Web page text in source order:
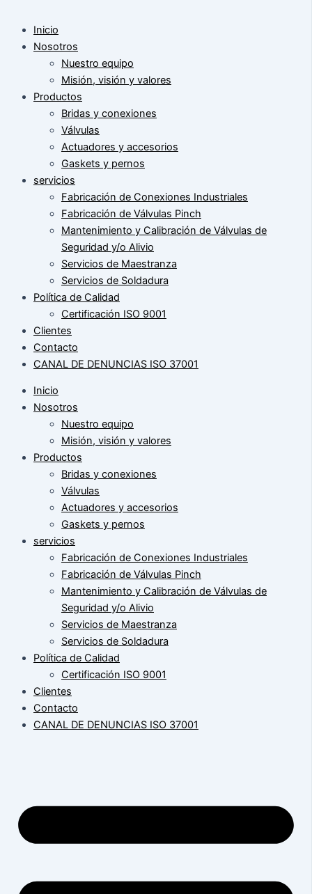
Inicio
Nosotros
Nuestro equipo
Misión, visión y valores
Productos
Bridas y conexiones
Válvulas
Actuadores y accesorios
Gaskets y pernos
servicios
Fabricación de Conexiones Industriales
Fabricación de Válvulas Pinch
Mantenimiento y Calibración de Válvulas de
Seguridad y/o Alivio
Servicios de Maestranza
Servicios de Soldadura
Política de Calidad
Certificación ISO 9001
Clientes
Contacto
CANAL DE DENUNCIAS ISO 37001
Inicio
Nosotros
Nuestro equipo
Misión, visión y valores
Productos
Bridas y conexiones
Válvulas
Actuadores y accesorios
Gaskets y pernos
servicios
Fabricación de Conexiones Industriales
Fabricación de Válvulas Pinch
Mantenimiento y Calibración de Válvulas de
Seguridad y/o Alivio
Servicios de Maestranza
Servicios de Soldadura
Política de Calidad
Certificación ISO 9001
Clientes
Contacto
CANAL DE DENUNCIAS ISO 37001